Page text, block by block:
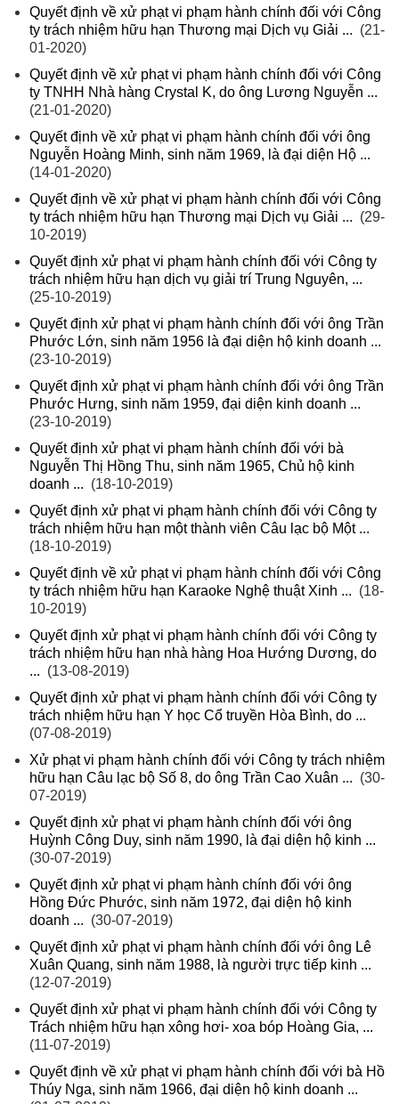
Quyết định về xử phạt vi phạm hành chính đối với Công
ty trách nhiệm hữu hạn Thương mại Dịch vụ Giải ... (21-
01-2020)
Quyết định về xử phạt vi phạm hành chính đối với Công
ty TNHH Nhà hàng Crystal K, do ông Lương Nguyễn ...
(21-01-2020)
Quyết định về xử phạt vi phạm hành chính đối với ông
Nguyễn Hoàng Minh, sinh năm 1969, là đại diện Hộ ...
(14-01-2020)
Quyết định về xử phạt vi phạm hành chính đối với Công
ty trách nhiệm hữu hạn Thương mại Dịch vụ Giải ... (29-
10-2019)
Quyết định xử phạt vi phạm hành chính đối với Công ty
trách nhiệm hữu hạn dịch vụ giải trí Trung Nguyên, ...
(25-10-2019)
Quyết định xử phạt vi phạm hành chính đối với ông Trần
Phước Lớn, sinh năm 1956 là đại diện hộ kinh doanh ...
(23-10-2019)
Quyết định xử phạt vi phạm hành chính đối với ông Trần
Phước Hưng, sinh năm 1959, đại diện kinh doanh ...
(23-10-2019)
Quyết định xử phạt vi phạm hành chính đối với bà
Nguyễn Thị Hồng Thu, sinh năm 1965, Chủ hộ kinh
doanh ... (18-10-2019)
Quyết định xử phạt vi phạm hành chính đối với Công ty
trách nhiệm hữu hạn một thành viên Câu lạc bộ Một ...
(18-10-2019)
Quyết định về xử phạt vi phạm hành chính đối với Công
ty trách nhiệm hữu hạn Karaoke Nghệ thuật Xinh ... (18-
10-2019)
Quyết định xử phạt vi phạm hành chính đối với Công ty
trách nhiệm hữu hạn nhà hàng Hoa Hướng Dương, do
... (13-08-2019)
Quyết định xử phạt vi phạm hành chính đối với Công ty
trách nhiệm hữu hạn Y học Cổ truyền Hòa Bình, do ...
(07-08-2019)
Xử phạt vi phạm hành chính đối với Công ty trách nhiệm
hữu hạn Câu lạc bộ Số 8, do ông Trần Cao Xuân ... (30-
07-2019)
Quyết định xử phạt vi phạm hành chính đối với ông
Huỳnh Công Duy, sinh năm 1990, là đại diện hộ kinh ...
(30-07-2019)
Quyết định xử phạt vi phạm hành chính đối với ông
Hồng Đức Phước, sinh năm 1972, đại diện hộ kinh
doanh ... (30-07-2019)
Quyết định xử phạt vi phạm hành chính đối với ông Lê
Xuân Quang, sinh năm 1988, là người trực tiếp kinh ...
(12-07-2019)
Quyết định xử phạt vi phạm hành chính đối với Công ty
Trách nhiệm hữu hạn xông hơi- xoa bóp Hoàng Gia, ...
(11-07-2019)
Quyết định về xử phạt vi phạm hành chính đối với bà Hồ
Thúy Nga, sinh năm 1966, đại diện hộ kinh doanh ...